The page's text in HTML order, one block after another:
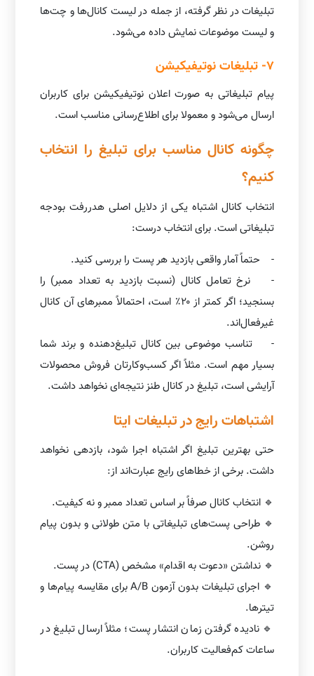
تبلیغات در نظر گرفته، از جمله در لیست کانال‌ها و چت‌ها
و لیست موضوعات نمایش داده می‌شود.
7- تبلیغات نوتیفیکیشن
پیام تبلیغاتی به صورت اعلان نوتیفیکیشن برای کاربران
ارسال می‌شود و معمولا برای اطلاع‌رسانی مناسب است.
چگونه کانال مناسب برای تبلیغ را انتخاب
کنیم؟
انتخاب کانال اشتباه یکی از دلایل اصلی هدررفت بودجه
تبلیغاتی است. برای انتخاب درست:
- حتماً آمار واقعی بازدید هر پست را بررسی کنید.
- نرخ تعامل کانال (نسبت بازدید به تعداد ممبر) را
بسنجید؛ اگر کمتر از ۲۰٪ است، احتمالاً ممبرهای آن کانال
غیرفعال‌اند.
- تناسب موضوعی بین کانال تبلیغ‌دهنده و برند شما
بسیار مهم است. مثلاً اگر کسب‌وکارتان فروش محصولات
آرایشی است، تبلیغ در کانال طنز نتیجه‌ای نخواهد داشت.
اشتباهات رایج در تبلیغات ایتا
حتی بهترین تبلیغ اگر اشتباه اجرا شود، بازدهی نخواهد
داشت. برخی از خطاهای رایج عبارت‌اند از:
🔹 انتخاب کانال صرفاً بر اساس تعداد ممبر و نه کیفیت.
🔹 طراحی پست‌های تبلیغاتی با متن طولانی و بدون پیام
روشن.
🔹 نداشتن «دعوت به اقدام» مشخص (CTA) در پست.
🔹 اجرای تبلیغات بدون آزمون A/B برای مقایسه پیام‌ها و
تیترها.
🔹 نادیده گرفتن زمان انتشار پست؛ مثلاً ارسال تبلیغ در
ساعات کم‌فعالیت کاربران.